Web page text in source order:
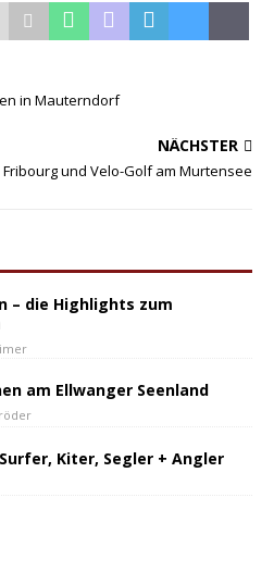
in Mauterndorf
NÄCHSTER
und Velo-Golf am Murtensee
– die Highlights zum
am Ellwanger Seenland
Kiter, Segler + Angler